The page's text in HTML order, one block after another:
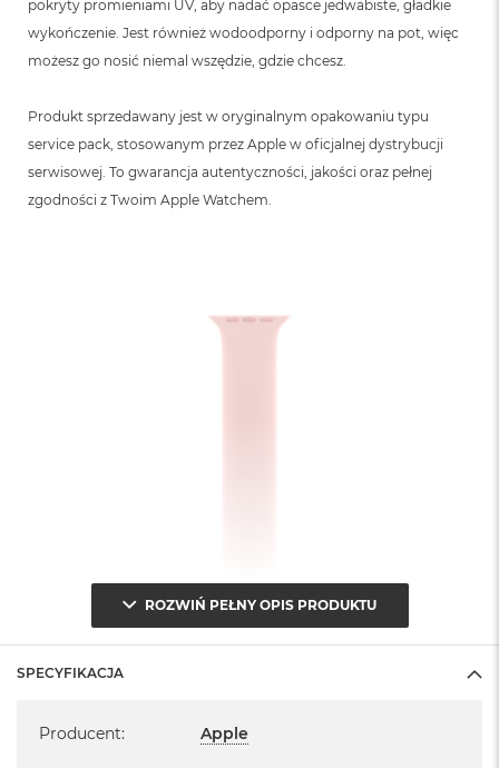
pokryty promieniami UV, aby nadać opasce jedwabiste, gładkie
wykończenie. Jest również wodoodporny i odporny na pot, więc
możesz go nosić niemal wszędzie, gdzie chcesz.
Produkt sprzedawany jest w oryginalnym opakowaniu typu
service pack, stosowanym przez Apple w oficjalnej dystrybucji
serwisowej. To gwarancja autentyczności, jakości oraz pełnej
zgodności z Twoim Apple Watchem.
ROZWIŃ PEŁNY OPIS PRODUKTU
SPECYFIKACJA
Producent: Apple